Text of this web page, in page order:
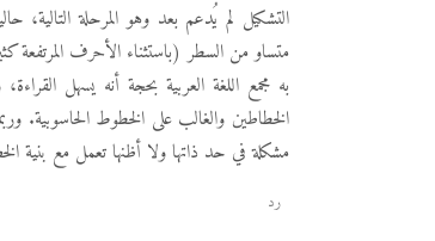
التشكيل لم يُدعم بعد وهو المرحلة التالية،
متساو من السطر (باستثناء الأحرف المرتفعة
به مجمع اللغة العربية بحجة أنه يسهل
الخطاطين والغالب على الخطوط الحاسوبية.
مشكلة في حد ذاتها ولا أظنها تعمل مع بنية
رد